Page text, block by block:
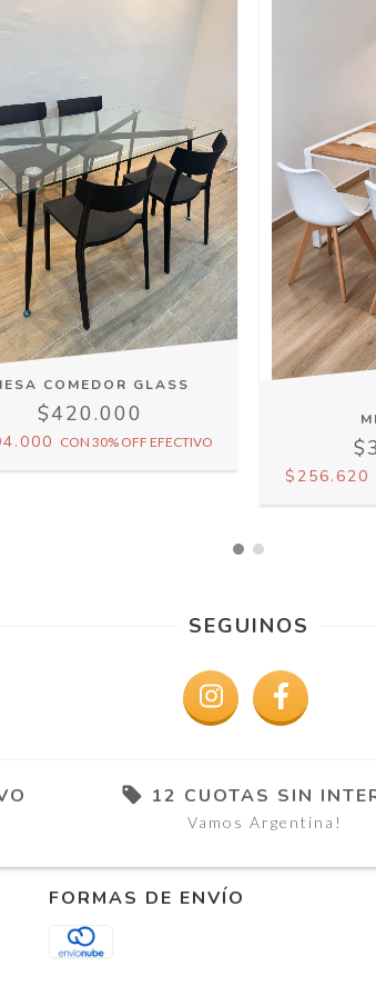
COMEDOR GLASS
$420.000
CON 30% OFF EFECTIVO
$256.620
SEGUINOS
12 CUOTAS SIN
Vamos Argentina!
FORMAS DE ENVÍO